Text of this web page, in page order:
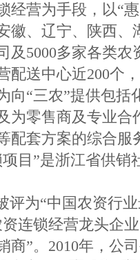
经营为手段，以“
徽、辽宁、陕西、
及5000多家各类
配送中心近200个
向“三农”提供包括
为零售商及专业
配套方案的综合
目”是浙江省供销
评为“中国农资行
连锁经营龙头企
商”。2010年，公